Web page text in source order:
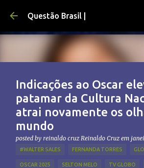
Pular para o conteúdo
Questão Brasil |
Indicações ao Oscar
patamar da Cultura
atrai novamente os
mundo
posted by reinaldo cruz Reinaldo Cruz em
#WALTER SALES FERNANDA TORRES
OSCAR 2025 SELTON MELO TV GLOBO